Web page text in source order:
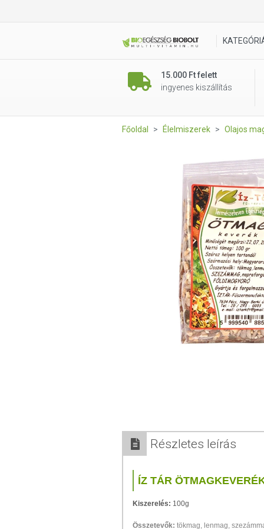
15.000 Ft felett
ingyenes kiszállítás
Főoldal Élelmiszerek Olajos
Részletes leírás
ÍZ TÁR
Kiszerelés: 100g
Összetevők: tökmag, lenmag,